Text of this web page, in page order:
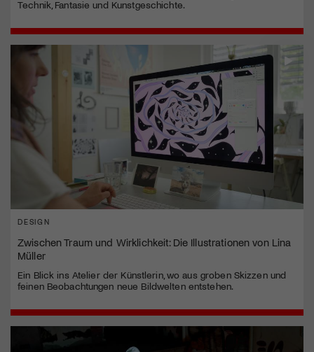
Technik, Fantasie und Kunstgeschichte.
DESIGN
Zwischen Traum und Wirklichkeit: Die Illustrationen von Lina
Müller
Ein Blick ins Atelier der Künstlerin, wo aus groben Skizzen und
feinen Beobachtungen neue Bildwelten entstehen.